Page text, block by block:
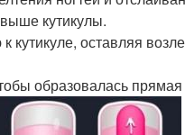
кутикулы.
кутикуле, оставляя
образовалась